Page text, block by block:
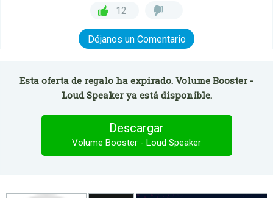
12
Déjanos un Comentario
Esta oferta de regalo ha expirado. Volume Booster -
Loud Speaker ya está disponible.
Descargar
Volume Booster - Loud Speaker